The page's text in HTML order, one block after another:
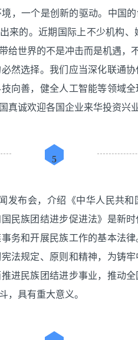
，一个是创新的驱动。中国
来的。近期国际上不少机构、
给世界的不是冲击而是机遇，
然选择。我们应当深化联通
向善，健全人工智能等领域
真诚欢迎各国企业来华投资兴
5
发布会，介绍《中华人民共
民族团结进步促进法》是新时
务和开展民族工作的基本法
法规定、原则和精神，为铸
进民族团结进步事业，推动
，具有重大意义。